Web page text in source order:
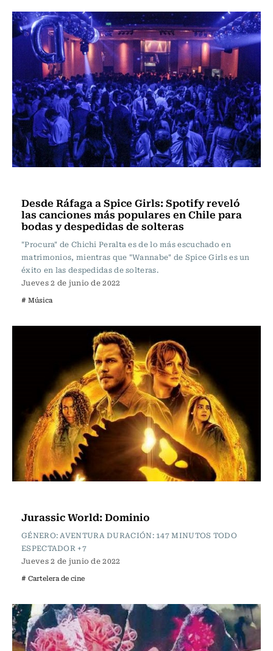
Desde Ráfaga a Spice Girls: Spotify reveló
las canciones más populares en Chile para
bodas y despedidas de solteras
"Procura" de Chichi Peralta es de lo más escuchado en
matrimonios, mientras que "Wannabe" de Spice Girls es un
éxito en las despedidas de solteras.
Jueves 2 de junio de 2022
# Música
Jurassic World: Dominio
GÉNERO: AVENTURA DURACIÓN: 147 MINUTOS TODO
ESPECTADOR +7
Jueves 2 de junio de 2022
# Cartelera de cine